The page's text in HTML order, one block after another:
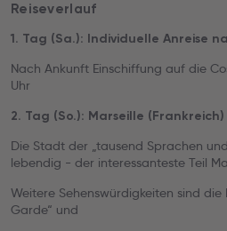
Reiseverlauf
1. Tag (Sa.): Individuelle Anreise
Nach Ankunft Einschiffung auf die
Uhr
2. Tag (So.): Marseille (Frankreich)
Die Stadt der „tausend Sprachen
lebendig - der interessanteste Teil
Weitere Sehenswürdigkeiten sind die
Garde“ und